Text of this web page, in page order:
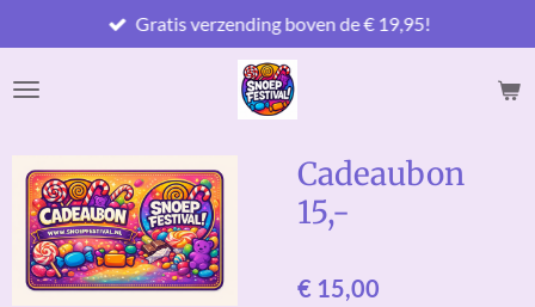
direct
naar
Gratis verzending boven de € 19,95!
Cadeaubon
15,-
€ 15,00